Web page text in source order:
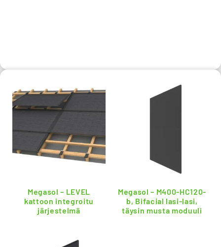
Megasol – LEVEL
kattoon integroitu
järjestelmä
Megasol – M400-HC120-
b, Bifacial lasi-lasi,
täysin musta moduuli